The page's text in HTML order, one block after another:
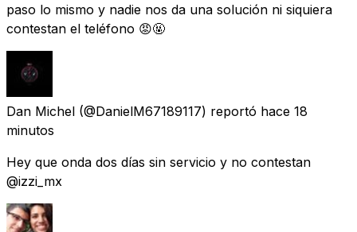
paso lo mismo y nadie nos da una solución ni siquiera
contestan el teléfono 😡🤬
Dan Michel (@DanielM67189117) reportó hace 18
minutos
Hey que onda dos días sin servicio y no contestan
@izzi_mx